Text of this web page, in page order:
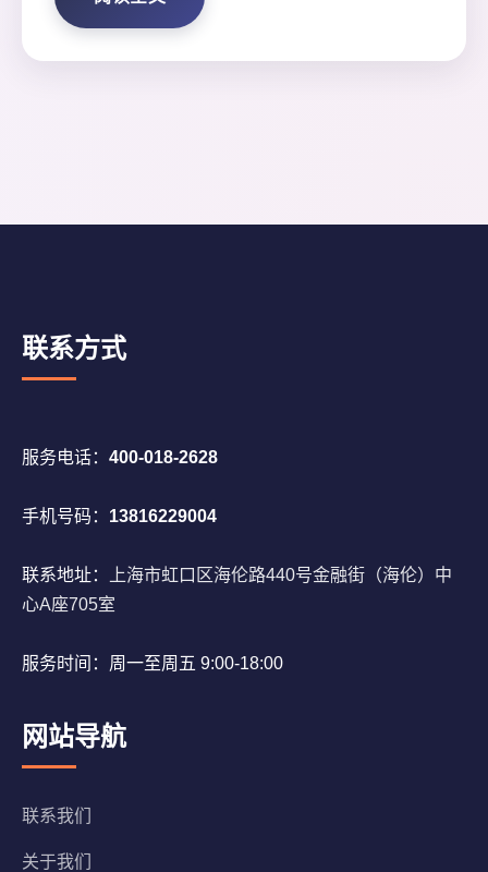
联系方式
服务电话： 400-018-2628
手机号码： 13816229004
联系地址：
上海市虹口区海伦路440号金融街（海伦）中
心A座705室
服务时间：周一至周五 9:00-18:00
网站导航
联系我们
关于我们